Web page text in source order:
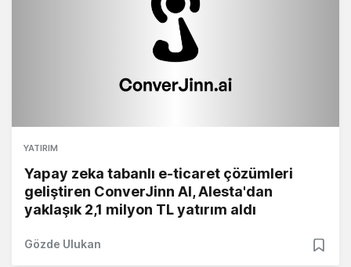
YATIRIM
Yapay zeka tabanlı e-ticaret çözümleri
geliştiren ConverJinn AI, Alesta'dan
yaklaşık 2,1 milyon TL yatırım aldı
Gözde Ulukan